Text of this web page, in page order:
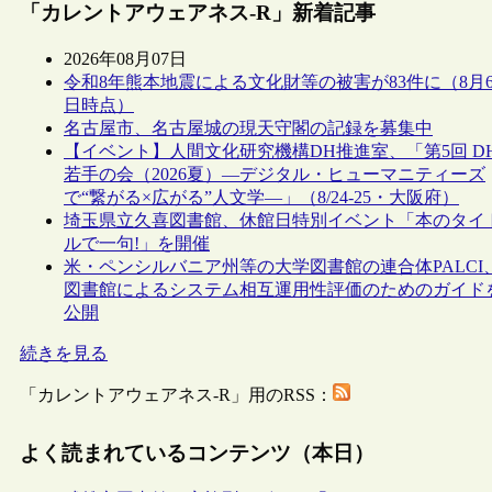
「カレントアウェアネス-R」新着記事
2026年08月07日
令和8年熊本地震による文化財等の被害が83件に（8月
日時点）
名古屋市、名古屋城の現天守閣の記録を募集中
【イベント】人間文化研究機構DH推進室、「第5回
若手の会（2026夏）―デジタル・ヒューマニティーズ
で“繋がる×広がる”人文学―」（8/24-25・大阪府）
埼玉県立久喜図書館、休館日特別イベント「本のタイ
ルで一句!」を開催
米・ペンシルバニア州等の大学図書館の連合体PALCI、
図書館によるシステム相互運用性評価のためのガイド
公開
続きを見る
「カレントアウェアネス-R」用のRSS：
よく読まれているコンテンツ（本日）